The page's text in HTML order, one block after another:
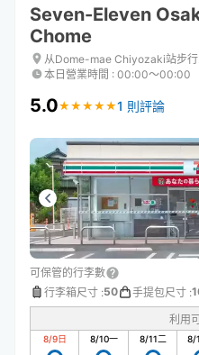
Seven-Eleven
Chome
从Dome-mae Chiyozaki站步行
本日營業時間 : 00:00〜00:00
5.0★ ★ ★ ★ ★
★ ★ ★ ★ ★1 則評論
可保管的行李數
行李箱尺寸 :50 手提包尺寸 :
利用
8/9日 8/10一 8/11二 8/